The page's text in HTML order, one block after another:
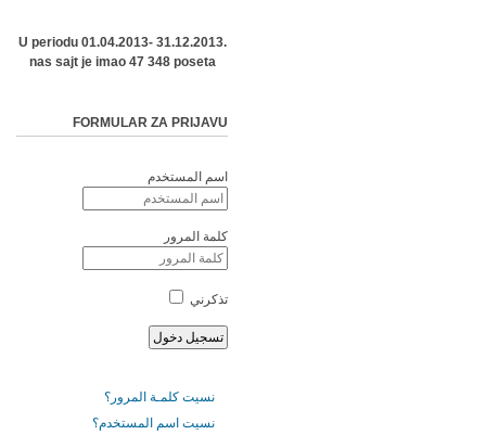
U periodu 01.04.2013- 31.12.2013.
nas sajt je imao 47 348 poseta
FORMULAR ZA PRIJAVU
اسم المستخدم
كلمة المرور
تذكرني
نسيت كلمـة المرور؟
نسيت اسم المستخدم؟